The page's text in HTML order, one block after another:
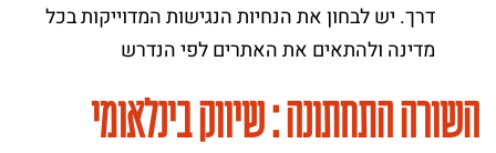
דרך. יש לבחון את הנחיות הנגישות המדוייקות בכל
מדינה ולהתאים את האתרים לפי הנדרש
השורה התחתונה : שיווק בינלאומי